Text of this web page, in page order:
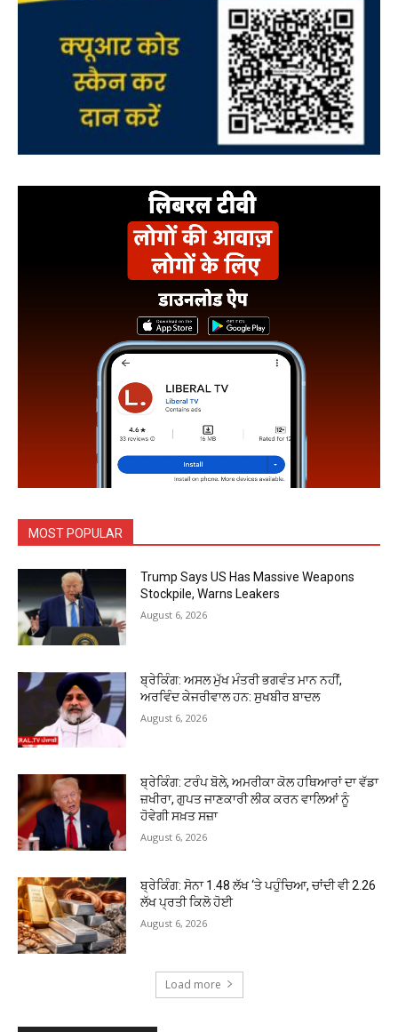
MOST POPULAR
Trump Says US Has Massive Weapons
Stockpile, Warns Leakers
August 6, 2026
ਬ੍ਰੇਕਿੰਗ: ਅਸਲ ਮੁੱਖ ਮੰਤਰੀ ਭਗਵੰਤ ਮਾਨ ਨਹੀਂ,
ਅਰਵਿੰਦ ਕੇਜਰੀਵਾਲ ਹਨ: ਸੁਖਬੀਰ ਬਾਦਲ
August 6, 2026
ਬ੍ਰੇਕਿੰਗ: ਟਰੰਪ ਬੋਲੇ, ਅਮਰੀਕਾ ਕੋਲ ਹਥਿਆਰਾਂ ਦਾ ਵੱਡਾ
ਜ਼ਖੀਰਾ, ਗੁਪਤ ਜਾਣਕਾਰੀ ਲੀਕ ਕਰਨ ਵਾਲਿਆਂ ਨੂੰ
ਹੋਵੇਗੀ ਸਖ਼ਤ ਸਜ਼ਾ
August 6, 2026
ਬ੍ਰੇਕਿੰਗ: ਸੋਨਾ ₹1.48 ਲੱਖ ‘ਤੇ ਪਹੁੰਚਿਆ, ਚਾਂਦੀ ਵੀ ₹2.26
ਲੱਖ ਪ੍ਰਤੀ ਕਿਲੋ ਹੋਈ
August 6, 2026
Load more